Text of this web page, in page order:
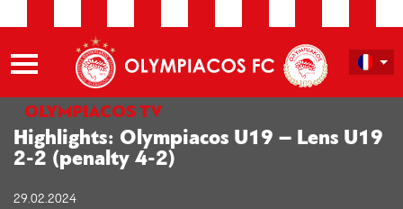
OLYMPIACOS TV
Highlights: Olympiacos U19 – Lens U19
2-2 (penalty 4-2)
29.02.2024